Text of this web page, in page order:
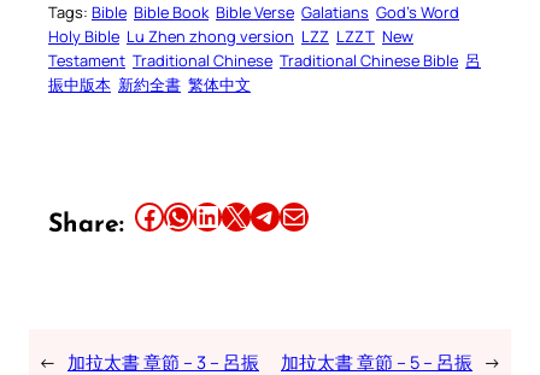
Tags: Bible Bible Book Bible Verse Galatians God’s Word
Holy Bible Lu Zhen zhong version LZZ LZZT New
Testament Traditional Chinese Traditional Chinese Bible 呂
振中版本 新約全書 繁体中文
Share: Share this article on Facebook Share this article on WhatsApp Share this article on LinkedIn Share this article on X Share this article on TelegramEmail this Article
← 加拉太書 章節 – 3 – 呂振 加拉太書 章節 – 5 – 呂振 →